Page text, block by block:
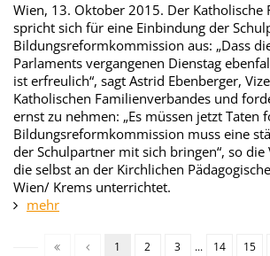
Wien, 13. Oktober 2015. Der Katholische
spricht sich für eine Einbindung der
Bildungsreformkommission aus: „Dass
Parlaments vergangenen Dienstag
ist erfreulich“, sagt Astrid Ebenberger,
Katholischen Familienverbandes und
ernst zu nehmen: „Es müssen jetzt Taten
Bildungsreformkommission muss eine
der Schulpartner mit sich bringen“, so die
die selbst an der Kirchlichen
Wien/ Krems unterrichtet.
mehr
1 2 3 ... 14 15